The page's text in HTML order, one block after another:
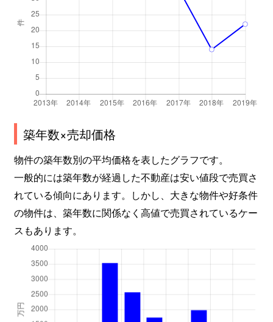
築年数×売却価格
物件の築年数別の平均価格を表したグラフです。
一般的には築年数が経過した不動産は安い値段で売買さ
れている傾向にあります。しかし、大きな物件や好条件
の物件は、築年数に関係なく高値で売買されているケー
スもあります。